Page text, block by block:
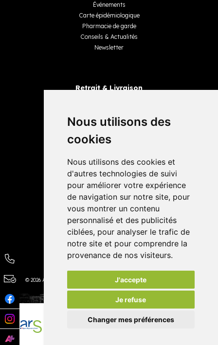
Nous utilisons des
cookies
Nous utilisons des cookies et
d'autres technologies de suivi
pour améliorer votre expérience
de navigation sur notre site, pour
vous montrer un contenu
personnalisé et des publicités
ciblées, pour analyser le trafic de
notre site et pour comprendre la
provenance de nos visiteurs.
J'accepte
Je refuse
Changer mes préférences
Événements
Carte épidémiologique
Pharmacie de garde
Conseils & Actualités
Newsletter
Retrait & Livraison
Livraisons
4,4 / 5 65 avis
© 2026 Autour de la Pharmacie Tous droits réservés